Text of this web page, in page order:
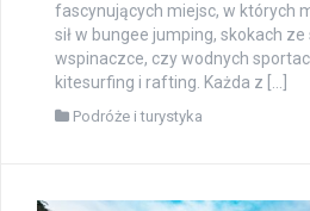
fascynujących miejsc, w których
sił w bungee jumping, skokach
wspinaczce, czy wodnych
kitesurfing i rafting. Każda z […]
Podróże i turystyka